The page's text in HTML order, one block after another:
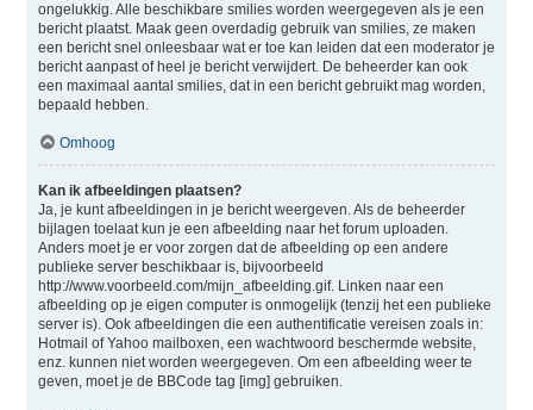
ongelukkig. Alle beschikbare smilies worden weergegeven als je een
bericht plaatst. Maak geen overdadig gebruik van smilies, ze maken
een bericht snel onleesbaar wat er toe kan leiden dat een moderator je
bericht aanpast of heel je bericht verwijdert. De beheerder kan ook
een maximaal aantal smilies, dat in een bericht gebruikt mag worden,
bepaald hebben.
Omhoog
Kan ik afbeeldingen plaatsen?
Ja, je kunt afbeeldingen in je bericht weergeven. Als de beheerder
bijlagen toelaat kun je een afbeelding naar het forum uploaden.
Anders moet je er voor zorgen dat de afbeelding op een andere
publieke server beschikbaar is, bijvoorbeeld
http://www.voorbeeld.com/mijn_afbeelding.gif. Linken naar een
afbeelding op je eigen computer is onmogelijk (tenzij het een publieke
server is). Ook afbeeldingen die een authentificatie vereisen zoals in:
Hotmail of Yahoo mailboxen, een wachtwoord beschermde website,
enz. kunnen niet worden weergegeven. Om een afbeelding weer te
geven, moet je de BBCode tag [img] gebruiken.